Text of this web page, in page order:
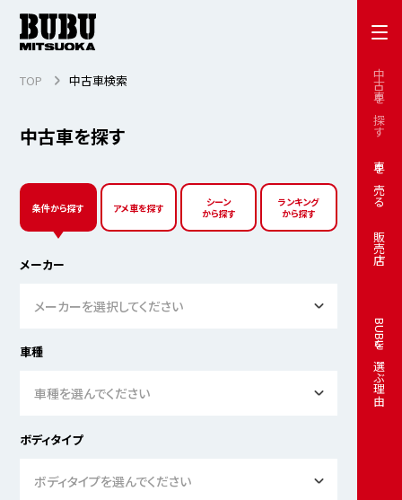
中古車を探す
車を売る
販売店
BUBUを選ぶ理由
中古車を探す
TOP 中古車検索
条件から探す アメ車を探す
シーン
から探す
ランキング
から探す
メーカー
メーカーを選択してください
車種
車種を選んでください
ボディタイプ
ボディタイプを選んでください